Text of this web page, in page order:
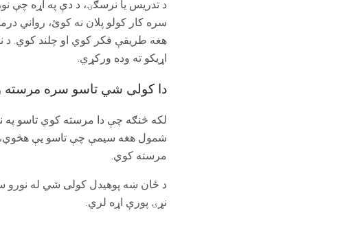
د تدریس یا نرسګۍ، د دې په اړه چې
سره کار کولو پلان نه کوئ،
هغه طریقې فکر کوي او چلند کوي. د
اړیکو ته وده ورکړي.
دا کولی شي تاسو سره مرسته
لکه څنګه چې دا مرسته کوي تاسو
شمول هغه سیمې چې تاسو یې
مرسته کوي.
د ځان ښه پوهیدل کولی شي له نورو
نړۍ پورې اړه لري.